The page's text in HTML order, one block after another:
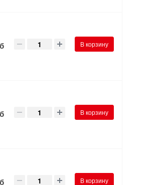
В корзину
В корзину
В корзину